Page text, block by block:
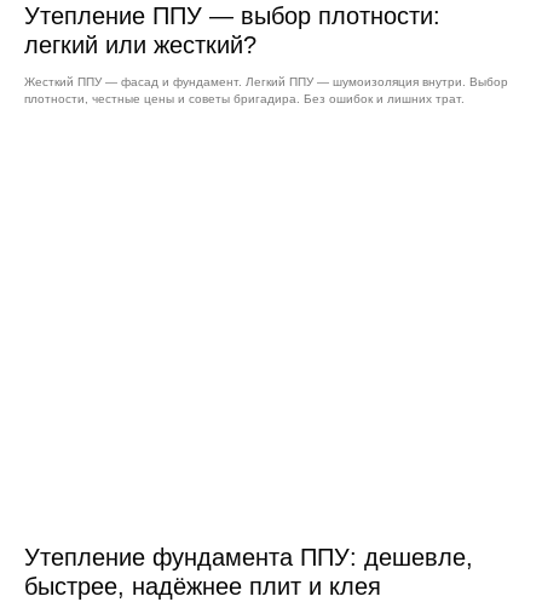
Утепление ППУ — выбор плотности:
легкий или жесткий?
Жесткий ППУ — фасад и фундамент. Легкий ППУ — шумоизоляция внутри. Выбор
плотности, честные цены и советы бригадира. Без ошибок и лишних трат.
Утепление фундамента ППУ: дешевле,
быстрее, надёжнее плит и клея